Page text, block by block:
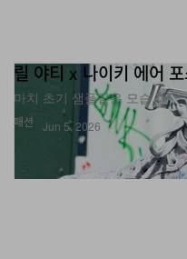
패션
릴 야티 x 나이키 에어
마치 초기 샘플같은 모습.
Jun 5, 2026